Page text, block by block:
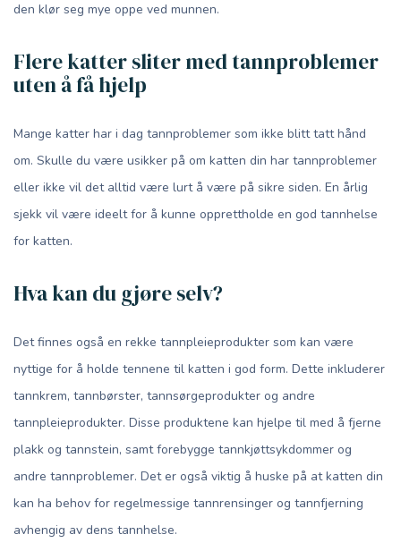
den klør seg mye oppe ved munnen.
Flere katter sliter med tannproblemer
uten å få hjelp
Mange katter har i dag tannproblemer som ikke blitt tatt hånd
om. Skulle du være usikker på om katten din har tannproblemer
eller ikke vil det alltid være lurt å være på sikre siden. En årlig
sjekk vil være ideelt for å kunne opprettholde en god tannhelse
for katten.
Hva kan du gjøre selv?
Det finnes også en rekke tannpleieprodukter som kan være
nyttige for å holde tennene til katten i god form. Dette inkluderer
tannkrem, tannbørster, tannsørgeprodukter og andre
tannpleieprodukter. Disse produktene kan hjelpe til med å fjerne
plakk og tannstein, samt forebygge tannkjøttsykdommer og
andre tannproblemer. Det er også viktig å huske på at katten din
kan ha behov for regelmessige tannrensinger og tannfjerning
avhengig av dens tannhelse.